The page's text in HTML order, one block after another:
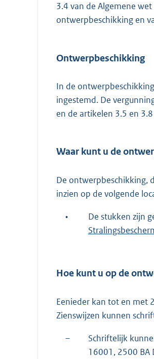
3.4 van de Algemene
ontwerpbeschikking en
Ontwerpbeschikking
In de
ingestemd. De
en de artikelen 3.5 en
Waar kunt u de
De ontwerpbeschikking,
inzien op de volgende
• De stukken zijn
Hoe kunt u op de
Eenieder kan tot en met
Zienswijzen kunnen
–
Schriftelijk
16001, 2500 BA